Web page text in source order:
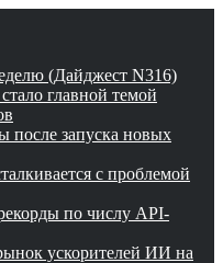
(Дайджест N316)
главной темой
запуска новых
с проблемой
по числу API-
ускорителей ИИ на